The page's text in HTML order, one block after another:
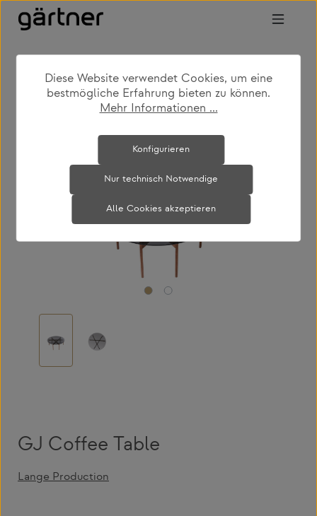
Zum Hauptinhalt springen
shop produkte
wohnen
couch- & beistelltische
Bildergalerie überspringen
GJ Coffee Table
Lange Production
Diese Website verwendet Cookies, um eine
bestmögliche Erfahrung bieten zu können.
Mehr Informationen ...
Nur technisch Notwendige
Konfigurieren
Alle Cookies akzeptieren